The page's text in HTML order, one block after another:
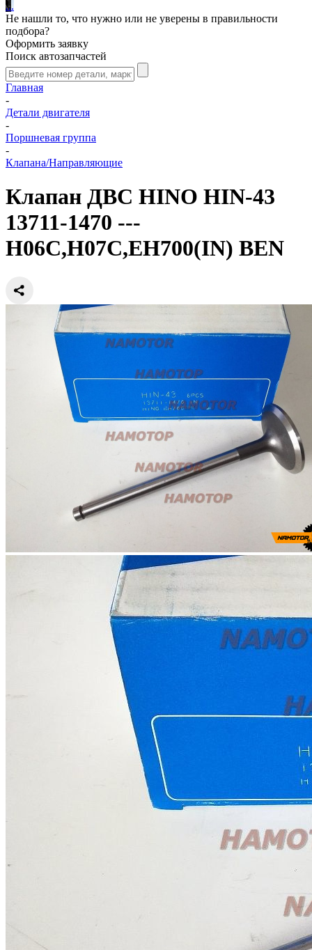
...
Не нашли то, что нужно или не уверены в правильности
подбора?
Оформить заявку
Поиск автозапчастей
Главная
-
Детали двигателя
-
Поршневая группа
-
Клапана/Направляющие
Клапан ДВС HINO HIN-43
13711-1470 ---
H06C,H07C,EH700(IN) BEN